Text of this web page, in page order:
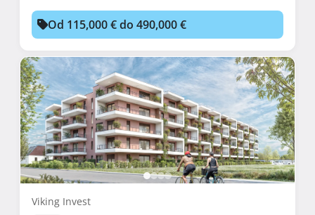
Od 115,000 € do 490,000 €
Viking Invest